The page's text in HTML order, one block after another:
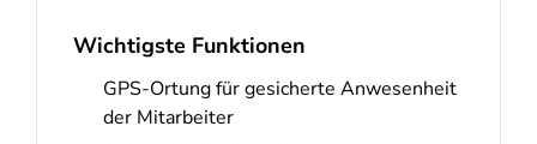
Wichtigste Funktionen
GPS-Ortung für gesicherte Anwesenheit
der Mitarbeiter